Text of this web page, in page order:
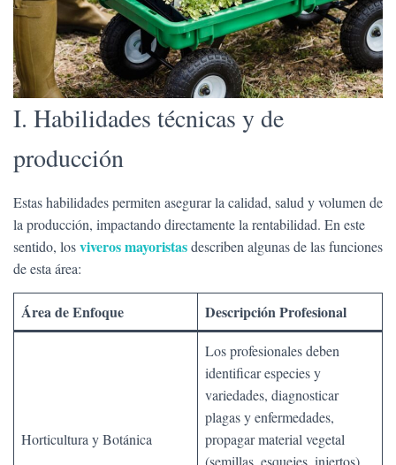
I. Habilidades técnicas y de
producción
Estas habilidades permiten asegurar la calidad, salud y volumen de
la producción, impactando directamente la rentabilidad. En este
sentido, losviveros mayoristasdescriben algunas de las funciones
de esta área:
Área de Enfoque Descripción Profesional
Horticultura y Botánica
Los profesionales deben
identificar especies y
variedades, diagnosticar
plagas y enfermedades,
propagar material vegetal
(semillas, esquejes, injertos),